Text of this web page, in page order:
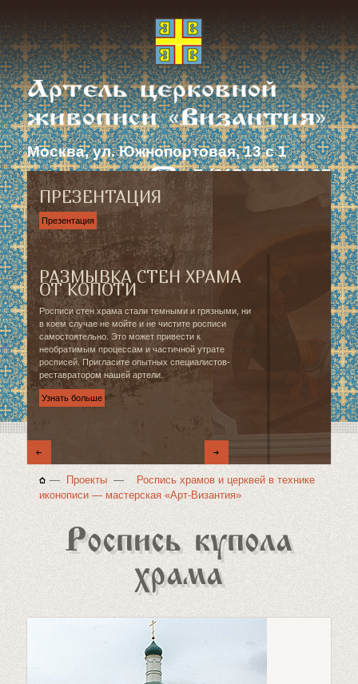
+7 (915) 751-23-37
Москва, ул. Южнопортовая, 13 с 1
ПРЕЗЕНТАЦИЯ
Презентация
РАЗМЫВКА СТЕН ХРАМА
ОТ КОПОТИ
Росписи стен храма стали темными и грязными, ни
в коем случае не мойте и не чистите росписи
самостоятельно. Это может привести к
необратимым процессам и частичной утрате
росписей. Пригласите опытных специалистов-
реставратором нашей артели.
Узнать больше
— Проекты—
Роспись храмов и церквей в технике
иконописи — мастерская «Арт‑Византия»
Роспись купола
храма